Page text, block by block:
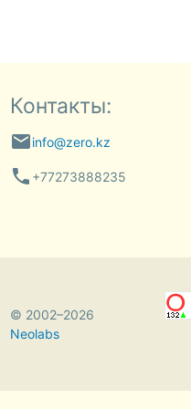
Контакты:
emailinfo@zero.kz
phone +77273888235
© 2002–2026
Neolabs